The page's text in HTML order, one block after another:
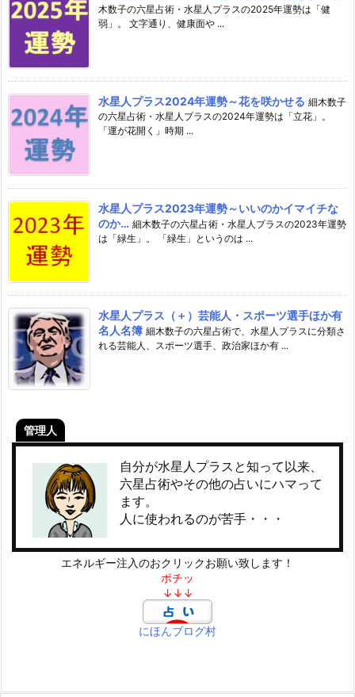
木数子の六星占術・水星人プラスの2025年運勢は「健
弱」。 文字通り、健康面や ...
水星人プラス2024年運勢～花を咲かせる 細木数子
の六星占術・水星人プラスの2024年運勢は「立花」。
「運が花開く」時期 ...
水星人プラス2023年運勢～いいのかイマイチな
のか… 細木数子の六星占術・水星人プラスの2023年運勢
は「緑生」。 「緑生」というのは ...
水星人プラス（＋）芸能人・スポーツ選手ほか有
名人名簿 細木数子の六星占術で、水星人プラスに分類さ
れる芸能人、スポーツ選手、政治家ほか有 ...
管理人
自分が水星人プラスと知って以来、
六星占術やその他の占いにハマって
ます。
人に使われるのが苦手・・・
エネルギー注入のおクリックお願い致します！
ポチッ
↓↓↓
にほんブログ村